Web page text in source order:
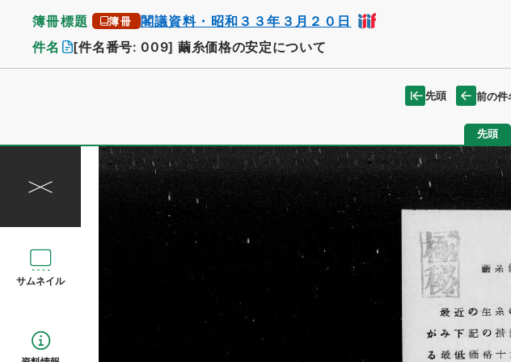
簿冊標題 簿冊 閣議資料・昭和３３年３月２０日
件名 [件名番号: 009] 繭糸価格の安定について
先頭 前の件
先頭
サムネイル